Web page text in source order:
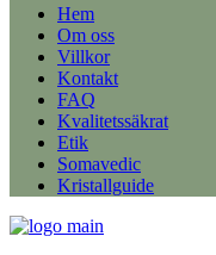
Hem
Om oss
Villkor
Kontakt
FAQ
Kvalitetssäkrat
Etik
Somavedic
Kristallguide